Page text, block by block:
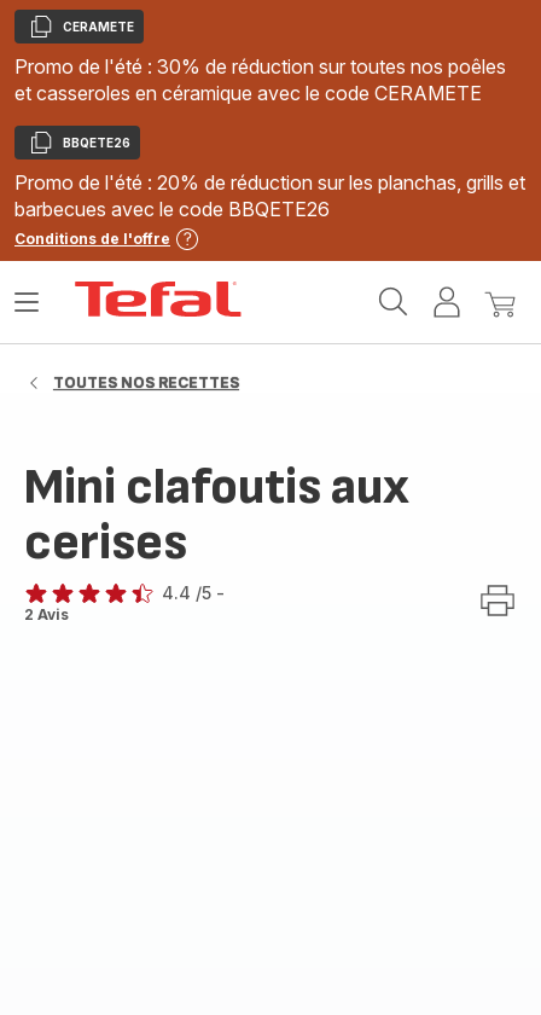
Copier
CERAMETE
Promo de l'été : 30% de réduction sur toutes nos poêles
et casseroles en céramique avec le code CERAMETE
Copier
BBQETE26
Promo de l'été : 20% de réduction sur les planchas, grills et
barbecues avec le code BBQETE26
Conditions de l'offre
MonMon
Ouvrir
TOUTES NOS RECETTES
Mini clafoutis aux
cerises
ratings.4.4
4.4 /5 -
2 Avis